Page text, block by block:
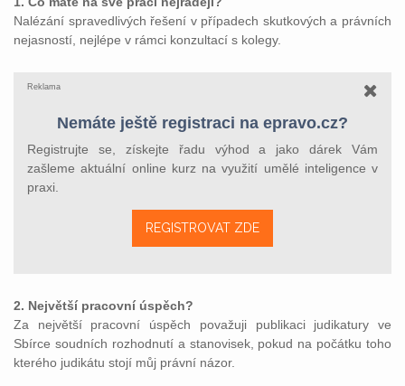
Nalézání spravedlivých řešení v případech skutkových a právních
nejasností, nejlépe v rámci konzultací s kolegy.
Reklama
Nemáte ještě registraci na epravo.cz?
Registrujte se, získejte řadu výhod a jako dárek Vám
zašleme aktuální online kurz na využití umělé inteligence v
praxi.
REGISTROVAT ZDE
2. Největší pracovní úspěch?
Za největší pracovní úspěch považuji publikaci judikatury ve
Sbírce soudních rozhodnutí a stanovisek, pokud na počátku toho
kterého judikátu stojí můj právní názor.